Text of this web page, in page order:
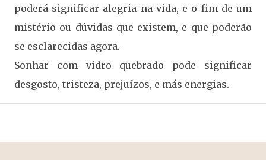
poderá significar alegria na vida, e o fim de um
mistério ou dúvidas que existem, e que poderão
se esclarecidas agora.
Sonhar com vidro quebrado pode significar
desgosto, tristeza, prejuízos, e más energias.